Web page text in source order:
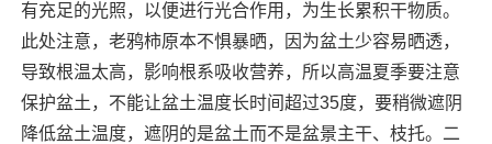
有充足的光照，以便进行光合作用，为生长累积干物质。
此处注意，老鸦柿原本不惧暴晒，因为盆土少容易晒透，
导致根温太高，影响根系吸收营养，所以高温夏季要注意
保护盆土，不能让盆土温度长时间超过35度，要稍微遮阴
降低盆土温度，遮阴的是盆土而不是盆景主干、枝托。二